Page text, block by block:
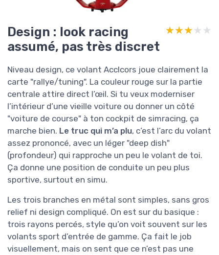
Design : look racing
assumé, pas très discret
★★★★★
★★★★★
Niveau design, ce volant Acclcors joue clairement la
carte "rallye/tuning". La couleur rouge sur la partie
centrale attire direct l’œil. Si tu veux moderniser
l’intérieur d’une vieille voiture ou donner un côté
"voiture de course" à ton cockpit de simracing, ça
marche bien. Le truc qui m’a plu, c’est l’arc du volant
assez prononcé, avec un léger "deep dish"
(profondeur) qui rapproche un peu le volant de toi.
Ça donne une position de conduite un peu plus
sportive, surtout en simu.
Les trois branches en métal sont simples, sans gros
relief ni design compliqué. On est sur du basique :
trois rayons percés, style qu’on voit souvent sur les
volants sport d’entrée de gamme. Ça fait le job
visuellement, mais on sent que ce n’est pas une